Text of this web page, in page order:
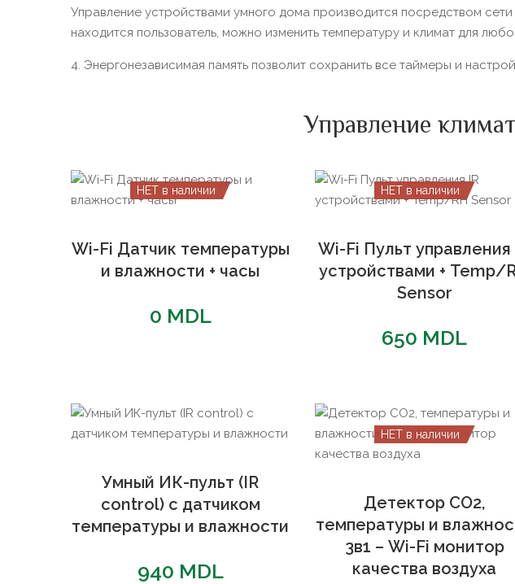
Управление устройствами умного дома производится посредством
находится пользователь, можно изменить температуру и климат для
4. Энергонезависимая память позволит сохранить все таймеры и
Управление
НЕТ в наличии
Wi-Fi Датчик температуры
и влажности + часы
0 MDL
НЕТ в наличии
Wi-Fi Пульт управления
устройствами + Temp/
Sensor
650 MDL
Умный ИК-пульт (IR
control) с датчиком
температуры и влажности
940 MDL
НЕТ в наличии
Детектор CO2,
температуры и
3в1 – Wi-Fi монитор
качества воздуха